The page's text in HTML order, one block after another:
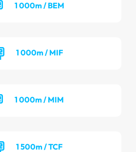
1 000m / BEM
1 000m / MIF
1 000m / MIM
1 500m / TCF